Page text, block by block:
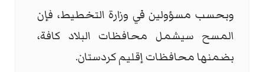
وبحسب مسؤولين في وزارة التخطيط، فإن
المسح سيشمل محافظات البلاد كافة،
بضمنها ‏محافظات إقليم كردستان.